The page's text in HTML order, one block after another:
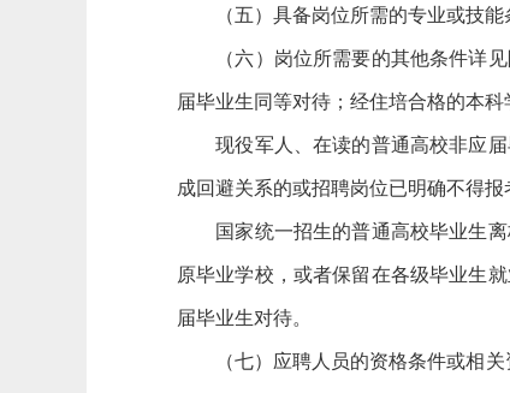
（五）具备岗位所需的专业或技能
（六）岗位所需要的其他条件详见
届毕业生同等对待；经住培合格的本
现役军人、在读的普通高校非应届
成回避关系的或招聘岗位已明确不得
国家统一招生的普通高校毕业生离
原毕业学校，或者保留在各级毕业生
届毕业生对待。
（七）应聘人员的资格条件或相关